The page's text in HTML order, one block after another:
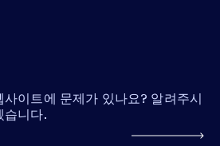
이트에 문제가 있나요? 알려주시
습니다.